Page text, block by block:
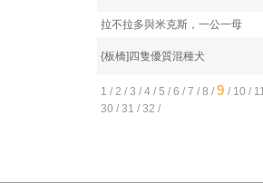
拉不拉多與米克斯，一公一母
{板橋]四隻優質混種犬
1 / 2 / 3 / 4 / 5 / 6 / 7 / 8 / 9 / 10 /
30 / 31 / 32 /